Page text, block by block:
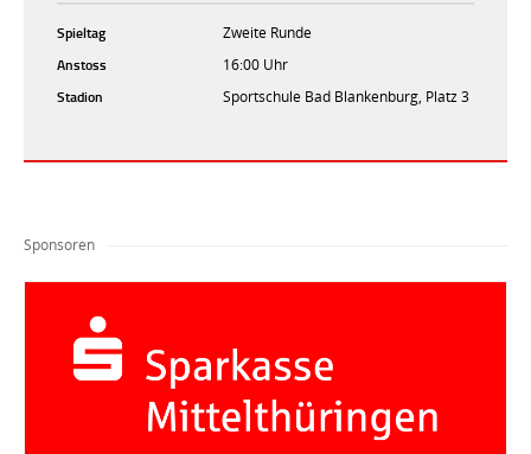
Spieltag
Zweite Runde
Anstoss
16:00 Uhr
Stadion
Sportschule Bad Blankenburg, Platz 3
Sponsoren